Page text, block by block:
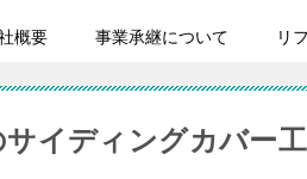
概要 事業承継について リ
サイディングカバー